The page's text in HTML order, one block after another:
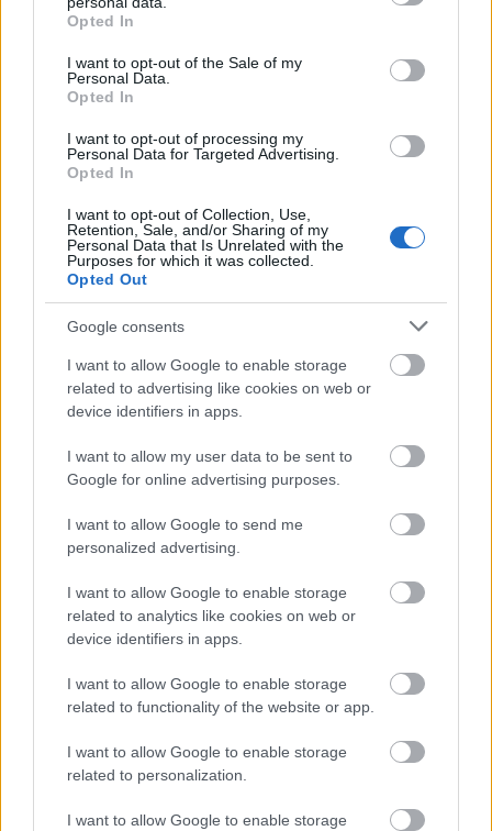
grant or deny consent to Google and its third-party tags to
use your data for below specified purposes in below Google
consent section.
Opted In
I want to opt-out of the Sale of my
Personal Data.
Opted In
I want to opt-out of processing my
Personal Data for Targeted Advertising.
Opted In
I want to opt-out of Collection, Use,
Retention, Sale, and/or Sharing of my
Personal Data that Is Unrelated with the
Purposes for which it was collected.
Opted Out
Google consents
I want to allow Google to enable storage
related to advertising like cookies on web or
device identifiers in apps.
I want to allow my user data to be sent to
Google for online advertising purposes.
I want to allow Google to send me
personalized advertising.
I want to allow Google to enable storage
related to analytics like cookies on web or
device identifiers in apps.
I want to allow Google to enable storage
related to functionality of the website or app.
I want to allow Google to enable storage
related to personalization.
I want to allow Google to enable storage
másodfokúra csökken a riasztás
Helyi hírek
Bicske vízellátása
termeléssel tehermentesíti a
villamosenergia-rendszert a STRABAG
HIRDETÉS
HIRDETÉS
HIRDETÉS
LEGOLVASOTTABB
Látlelet a hazai víziközművekről?
Egyetlen, fél évszázados vezetéken
múlt Bicske vízellátása